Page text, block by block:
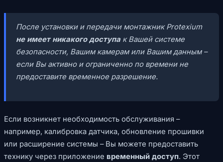
После установки и передачи монтажник Protexium
не имеет никакого доступа к Вашей системе
безопасности, Вашим камерам или Вашим данным –
если Вы активно и ограниченно по времени не
предоставите временное разрешение.
Если возникнет необходимость обслуживания –
например, калибровка датчика, обновление прошивки
или расширение системы – Вы можете предоставить
технику через приложение временный доступ. Этот